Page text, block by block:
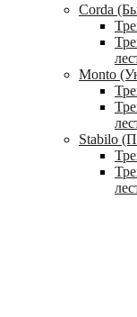
Corda
Monto
Stabilo